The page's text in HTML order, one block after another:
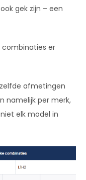
gek zijn – een
combinaties er
afmetingen
namelijk per merk,
elk model in